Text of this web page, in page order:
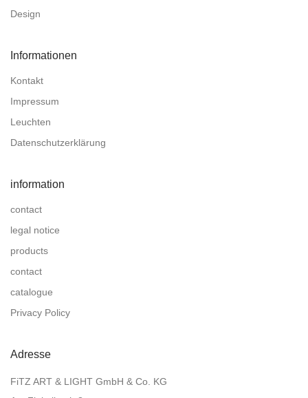
Design
Informationen
Kontakt
Impressum
Leuchten
Datenschutzerklärung
information
contact
legal notice
products
contact
catalogue
Privacy Policy
Adresse
FiTZ ART & LIGHT GmbH & Co. KG